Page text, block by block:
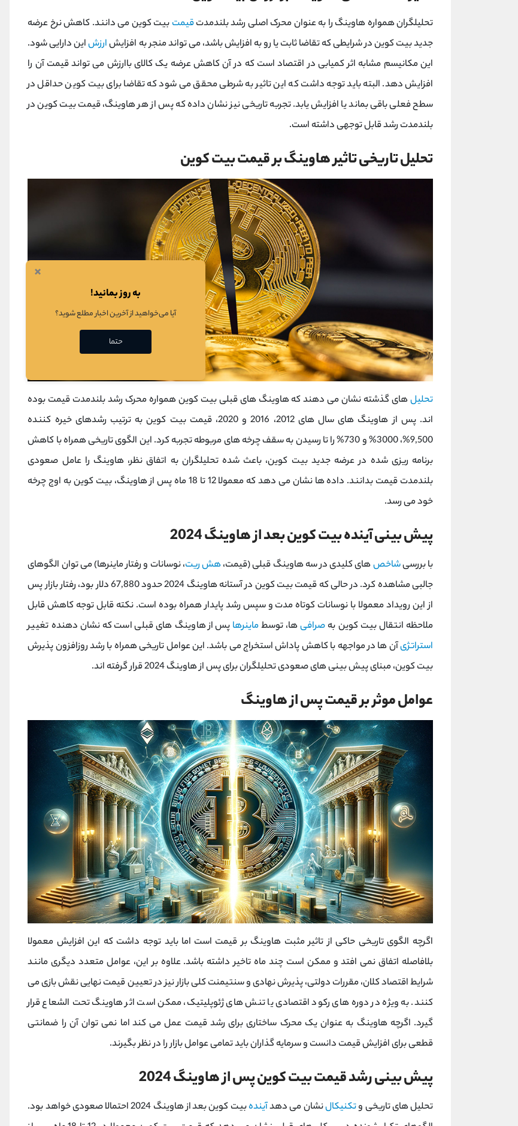
تحلیلگران همواره هاوینگ را به عنوان محرک اصلی رشد بلندمدتقیمت بیت کوین می ‌دانند. کاهش نرخ عرضه
جدید بیت کوین در شرایطی که تقاضا ثابت یا رو به افزایش باشد، می تواند منجر به افزایشارزشاین دارایی شود.
این مکانیسم مشابه اثر کمیابی در اقتصاد است که در آن کاهش عرضه یک کالای باارزش می ‌تواند قیمت آن را
افزایش دهد. البته باید توجه داشت که این تاثیر به شرطی محقق می‌ شود که تقاضا برای بیت‌ کوین حداقل در
سطح فعلی باقی بماند یا افزایش یابد. تجربه تاریخی نیز نشان داده که پس از هر هاوینگ، قیمت بیت ‌کوین در
بلندمدت رشد قابل توجهی داشته است.
تحلیل تاریخی تاثیر هاوینگ بر قیمت بیت‌ کوین
تحلیلهای گذشته نشان می ‌دهند که هاوینگ ‌های قبلی بیت کوین همواره محرک رشد بلندمدت قیمت بوده
‌اند. پس از هاوینگ ‌های سال‌ های 2012، 2016 و 2020، قیمت بیت ‌کوین به ترتیب رشدهای خیره ‌کننده
9,500%، 3000% و 730% را تا رسیدن به سقف چرخه ‌های مربوطه تجربه کرد. این الگوی تاریخی همراه با کاهش
برنامه ‌ریزی‌ شده در عرضه جدید بیت کوین، باعث شده تحلیلگران به اتفاق ‌نظر، هاوینگ را عامل صعودی
بلندمدت قیمت بدانند. داده ‌ها نشان می ‌دهد که معمولا 12 تا 18 ماه پس از هاوینگ، بیت کوین به اوج چرخه
خود می ‌رسد.
پیش‌ بینی آینده بیت کوین بعد از هاوینگ 2024
با بررسیشاخص‌های کلیدی در سه هاوینگ قبلی (قیمت،هش ‌ریت، نوسانات و رفتار ماینرها) می‌ توان الگوهای
جالبی مشاهده کرد. در حالی که قیمت بیت کوین در آستانه هاوینگ 2024 حدود 67,880 دلار بود، رفتار بازار پس
از این رویداد معمولا با نوسانات کوتاه ‌مدت و سپس رشد پایدار همراه بوده است. نکته قابل توجه کاهش قابل
ملاحظه انتقال بیت‌ کوین به صرافی‌ها، توسطماینرها پس از هاوینگ‌ های قبلی است که نشان ‌دهنده تغییر
استراتژیآ‌ن ها در مواجهه با کاهش پاداش استخراج می ‌باشد. این عوامل تاریخی همراه با رشد روزافزون پذیرش
بیت ‌کوین، مبنای پیش ‌بینی ‌های صعودی تحلیلگران برای پس از هاوینگ 2024 قرار گرفته ‌اند.
عوامل موثر بر قیمت پس از هاوینگ
اگرچه الگوی تاریخی حاکی از تاثیر مثبت هاوینگ بر قیمت است اما باید توجه داشت که این افزایش معمولا
بلافاصله اتفاق نمی ‌افتد و ممکن است چند ماه تاخیر داشته باشد. علاوه بر این، عوامل متعدد دیگری مانند
شرایط اقتصاد کلان، مقررات دولتی، پذیرش نهادی و سنتیمنت کلی بازار نیز در تعیین قیمت نهایی نقش بازی می
کنند. به ‌ویژه در دوره‌ های رکود اقتصادی یا تنش ‌های ژئوپلیتیک، ممکن است اثر هاوینگ تحت‌ الشعاع قرار
گیرد. اگرچه هاوینگ به ‌عنوان یک محرک ساختاری برای رشد قیمت عمل می کند اما نمی ‌توان آن را ضمانتی
قطعی برای افزایش قیمت دانست و سرمایه ‌گذاران باید تمامی عوامل بازار را در نظر بگیرند.
پیش ‌بینی رشد قیمت بیت‌ کوین پس از هاوینگ 2024
تحلیل ‌های تاریخی وتکنیکالنشان می ‌دهدآینده
بیت‌ کوین بعد از هاوینگ 2024 احتمالا صعودی خواهد بود.
×
به روز بمانید!
آیا می‌خواهید از آخرین اخبار مطلع شوید؟
حتما